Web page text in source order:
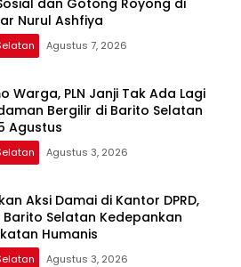
Nurul Ashfiya
Agustus 7, 2026
Warga, PLN Janji Tak Ada Lagi
Bergilir di Barito Selatan
Agustus
Agustus 3, 2026
Aksi Damai di Kantor DPRD,
Barito Selatan Kedepankan
Humanis
Agustus 3, 2026